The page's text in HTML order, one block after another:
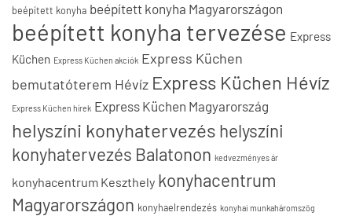
beépített konyha beépített konyha Magyarországon
beépített konyha tervezése Express
Küchen Express Küchen akciók Express Küchen
bemutatóterem Hévíz Express Küchen Hévíz
Express Küchen hírek Express Küchen Magyarország
helyszíni konyhatervezés helyszíni
konyhatervezés Balatonon kedvezményes ár
konyhacentrum Keszthely konyhacentrum
Magyarországon konyhaelrendezés konyhai munkaháromszög